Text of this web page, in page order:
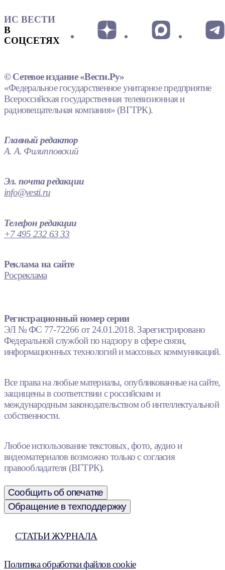
ИС ВЕСТИ
В
СОЦСЕТЯХ
© Сетевое издание «Вести.Ру»
«Федеральное государственное унитарное предприятие
Всероссийская государственная телевизионная и
радиовещательная компания» (ВГТРК).
Главный редактор
А. А. Филипповский
Эл. почта редакции
info@vesti.ru
Телефон редакции
+7 495 232 63 33
Реклама на сайте
Росреклама
Регистрационный номер серии
ЭЛ № ФС 77-72266 от 24.01.2018. Зарегистрировано
Федеральной службой по надзору в сфере связи,
информационных технологий и массовых коммуникаций.
Все права на любые материалы, опубликованные на сайте,
защищены в соответствии с российским и
международным законодательством об интеллектуальной
собственности.
Любое использование текстовых, фото, аудио и
видеоматериалов возможно только с согласия
правообладателя (ВГТРК).
Сообщить об опечатке
Обращение в техподдержку
СТАТЬИ ЖУРНАЛА
Политика обработки файлов cookie